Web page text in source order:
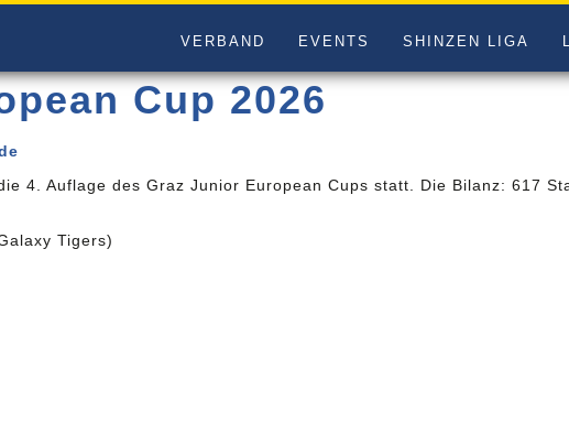
VERBAND EVENTS SHINZEN LIGA
Cup 2026
4. Auflage des Graz Junior European Cups statt. Die Bilanz: 617
Tigers)